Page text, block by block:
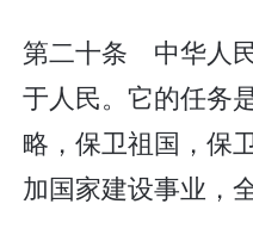
第二十条 中华人
于人民。它的任务
略，保卫祖国，保
加国家建设事业，